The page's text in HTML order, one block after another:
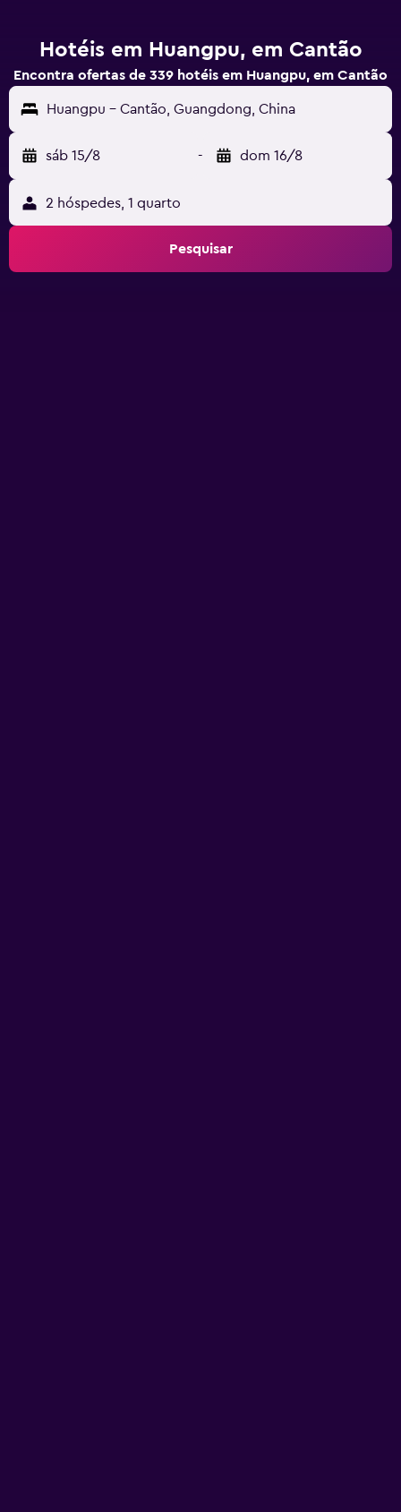
Hotéis em Huangpu, em Cantão
Encontra ofertas de 339 hotéis em Huangpu, em Cantão
Huangpu - Cantão, Guangdong, China
sáb 15/8 - dom 16/8
2 hóspedes, 1 quarto
Pesquisar